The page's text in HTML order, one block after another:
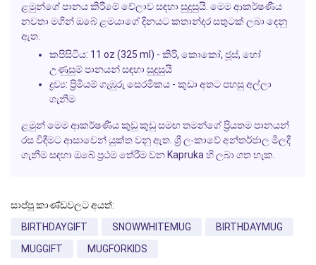
ළමුන්ගේ පානය කිරීමේ වේලාව සඳහා සුදුසුයි. මෙම ආකර්ෂණීය
නවතා මගින් ඔබේ ළමයාගේ දිනයට කතාන්දර සතුටක් ලබා දෙනු
ඇත.
කපිසිටිය: 11 oz (325 ml) - කිරි, කොකෝ, ජූස්, හෝ
උණුසුම් පානයන් සඳහා සුදුසුයි
ද්‍රව්‍ය: ප්‍රිමියම් ගැඹුරු සෙරමිකය - කුඩා අතට පහසු අල්ලා
ගැනීම
ළමුන් මෙම ආකර්ෂණීය කුඩු කුඩු සමඟ තමන්ගේ ප්‍රියතම පානයන්
රස විඳීමට ආසාවෙන් යුක්ත වනු ඇත. ශ්‍රී ලංකාවේ අන්තර්ජාල මිලදී
ගැනීම සඳහා ඔබේ ප්‍රථම තේරීම වන Kapruka හි ලබා ගත හැක.
සාප්පු කාණ්ඩවලට අයත්:
BIRTHDAYGIFT
SNOWWHITEMUG
BIRTHDAYMUG
MUGGIFT
MUGFORKIDS